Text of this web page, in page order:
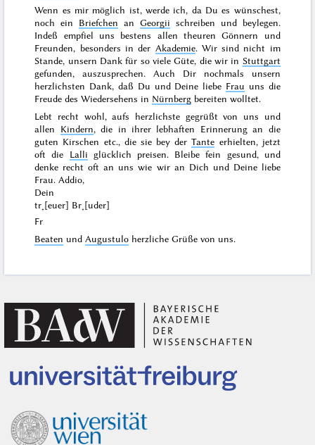
Wenn es mir möglich ist, werde ich, da Du es wünschest,
noch ein Briefchen an Georgii schreiben und beylegen.
Indeß empfiel uns bestens allen theuren Gönnern und
Freunden, besonders in der Akademie. Wir sind nicht im
Stande, unsern Dank für so viele Güte, die wir in Stuttgart
gefunden, auszusprechen. Auch Dir nochmals unsern
herzlichsten Dank, daß Du und Deine liebe Frau uns die
Freude des Wiedersehens in Nürnberg bereiten wolltet.
Lebt recht wohl, aufs herzlichste gegrüßt von uns und
allen Kindern, die in ihrer lebhaften Erinnerung an die
guten Kirschen etc., die sie bey derTante erhielten, jetzt
oft die Lalli glücklich preisen. Bleibe fein gesund, und
denke recht oft an uns wie wir an Dich und Deine liebe
Frau.Addio,
Dein
tr˖[euer] Br˖[uder]
Fr
Beaten undAugustulo herzliche Grüße von uns.